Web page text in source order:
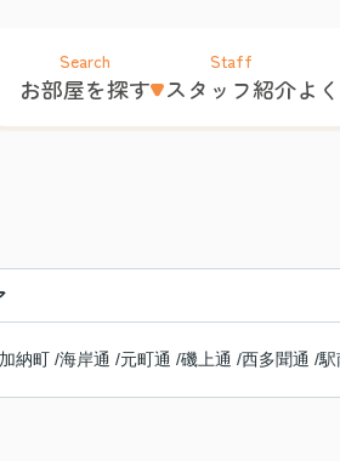
Search
お部屋を探す
Staff
スタッフ紹介よ
加納町 /海岸通 /元町通 /磯上通 /西多聞通 /駅